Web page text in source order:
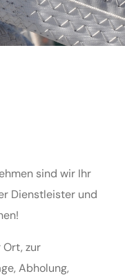
sind wir Ihr
Dienstleister und
Ort, zur
Abholung,